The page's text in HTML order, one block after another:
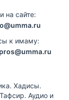
на сайте:
к имаму:
Хадисы.
Аудио и